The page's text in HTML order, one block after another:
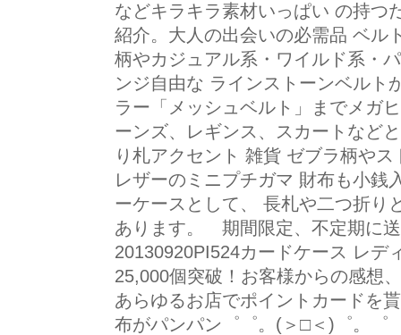
などキラキラ素材いっぱい の持つ
紹介。大人の出会いの必需品 ベル
柄やカジュアル系・ワイルド系・
ンジ自由な ラインストーンベルト
ラー「メッシュベルト」までメガ
ーンズ、レギンス、スカートなど
り札アクセント 雑貨 ゼブラ柄や
レザーのミニプチガマ 財布も小銭
ーケースとして、 長札や二つ折り
あります。 期間限定、不定期に
20130920PI524カードケース レデ
25,000個突破！お客様からの感想
あらゆるお店でポイントカード
布がパンパン゜゜。(＞□＜)゜。゜